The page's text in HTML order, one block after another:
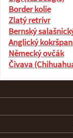
Border kolie
Zlatý retrívr
Bernský
Anglický
Německý ovčák
Čivava